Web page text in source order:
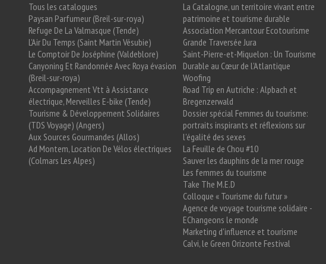
Tous les catalogues
Paysan Parfumeur (Breil-sur-roya)
Refuge De La Valmasque (Tende)
L'Air Du Temps (Saint Martin Vésubie)
Le Comptoir De Joséphine (Valdeblore)
Canyoning Et Randonnée Avec Roya évasion
(Breil-sur-roya)
Accompagnement Vtt à Assistance
électrique, Merveilles E-bike (Tende)
Tourisme & Développement Solidaires
(TDS Voyage) (Angers)
Aux Sources Gourmandes (Allos)
Ad Montem, Location De Vélos électriques
(Colmars Les Alpes)
La Catalogne, un territoire vivant entre
patrimoine et tourisme durable
Association Mercantour Ecotourisme
Grande Traversée Jura
Saint-Pierre-et-Miquelon : Un Tourisme
Durable au Cœur de l'Atlantique
Woofing
Road Trip en Autriche : Alpbach et
Bregenzerwald
Dossier spécial Femmes du tourisme:
portraits inspirants et réflexions sur
l'égalité des sexes
La Feuille de Chou #10
Sauver les dauphins de la mer rouge
Les femmes du tourisme
Take The M.E.D
Colloque « Tourisme du futur »
Agence de voyage tourisme solidaire -
EChangeons le monde
Marketing d'influence et tourisme
Calvi, le Green Orizonte Festival